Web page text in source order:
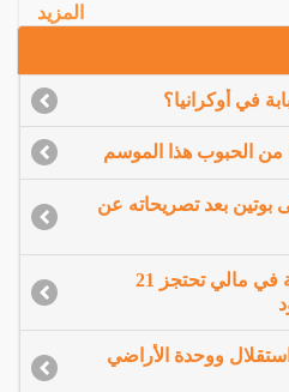
المزيد
من الحبوب هذا الموسم
بوتين بعد تصريحاته عن
دورية تابعة لفـ اغنر الروسية في مالي تحتجز 21
ووحدة الأراضي